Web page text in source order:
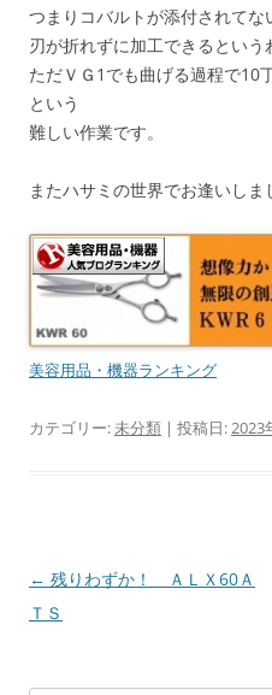
つまりコバルトが添付されてな
刃が折れずに加工できるという
ただＶＧ1でも曲げる過程で10
という
難しい作業です。
またハサミの世界でお逢いしま
美容用品・機器ランキング
カテゴリー:未分類 | 投稿日:2023
投
稿
← 残りわずか！ ＡＬＸ60Ａ
ＴＳ